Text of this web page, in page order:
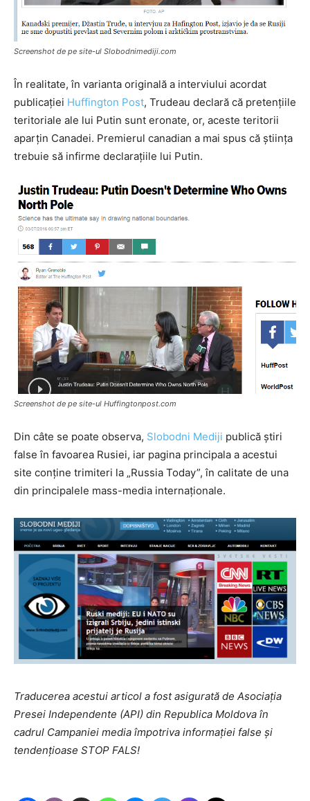
Screenshot de pe site-ul Slobodnimediji.com
În realitate, în varianta originală a interviului acordat
publicației Huffington Post, Trudeau declară că pretențiile
teritoriale ale lui Putin sunt eronate, or, aceste teritorii
aparțin Canadei. Premierul canadian a mai spus că știința
trebuie să infirme declarațiile lui Putin.
Screenshot de pe site-ul Huffingtonpost.com
Din câte se poate observa, Slobodni Mediji publică știri
false în favoarea Rusiei, iar pagina principala a acestui
site conține trimiteri la „Russia Today”, în calitate de una
din principalele mass-media internaționale.
Traducerea acestui articol a fost asigurată de Asociaţia
Presei Independente (API) din Republica Moldova în
cadrul Campaniei media împotriva informaţiei false şi
tendenţioase STOP FALS!